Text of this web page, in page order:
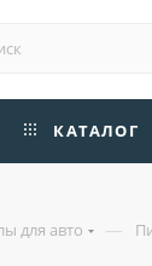
КАТАЛОГ
для авто —